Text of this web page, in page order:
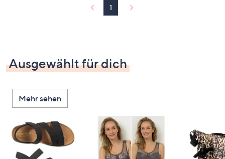
1
Ausgewählt für dich
Mehr sehen